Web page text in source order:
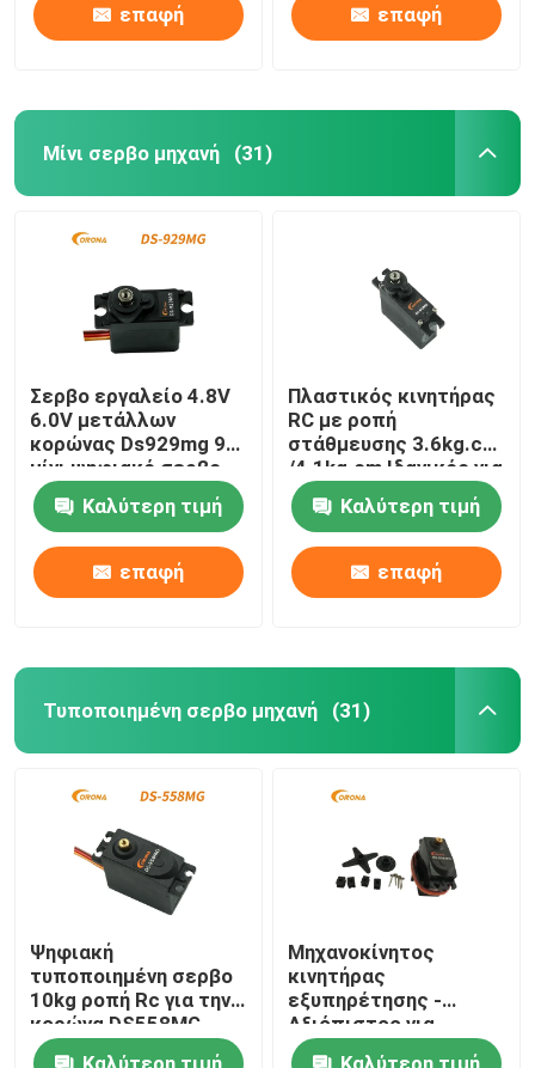
Προϊόντα
Περίπου εμείς
επαφή επαφή
Μίνι σερβο μηχανή (31)
Σερβο εργαλείο 4.8V
6.0V μετάλλων
κορώνας Ds929mg 9g
μίνι ψηφιακό σερβο
Καλύτερη τιμή
επαφή
Πλαστικός κινητήρας
RC με ροπή
στάθμευσης 3.6kg.cm
/4.1kg.cm Ιδανικός για
πρωτότυπο
Καλύτερη τιμή
επαφή
Τυποποιημένη σερβο μηχανή (31)
Ψηφιακή
τυποποιημένη σερβο
10kg ροπή Rc για την
κορώνα DS558MG
βαρκών αυτοκινήτων
Καλύτερη τιμή
Μηχανοκίνητος
κινητήρας
εξυπηρέτησης -
Αξιόπιστος για
βιομηχανικές
Καλύτερη τιμή